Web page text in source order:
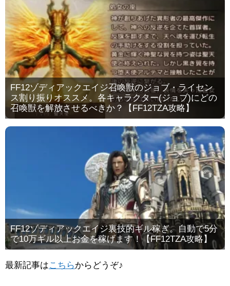
FF12ゾディアックエイジ召喚獣のジョブ・ライセン
ス割り振りオススメ。各キャラクター(ジョブ)にどの
召喚獣を解放させるべきか？【FF12TZA攻略】
FF12ゾディアックエイジ裏技的ギル稼ぎ。自動で5分
で10万ギル以上お金を稼げます！【FF12TZA攻略】
最新記事はこちらからどうぞ♪